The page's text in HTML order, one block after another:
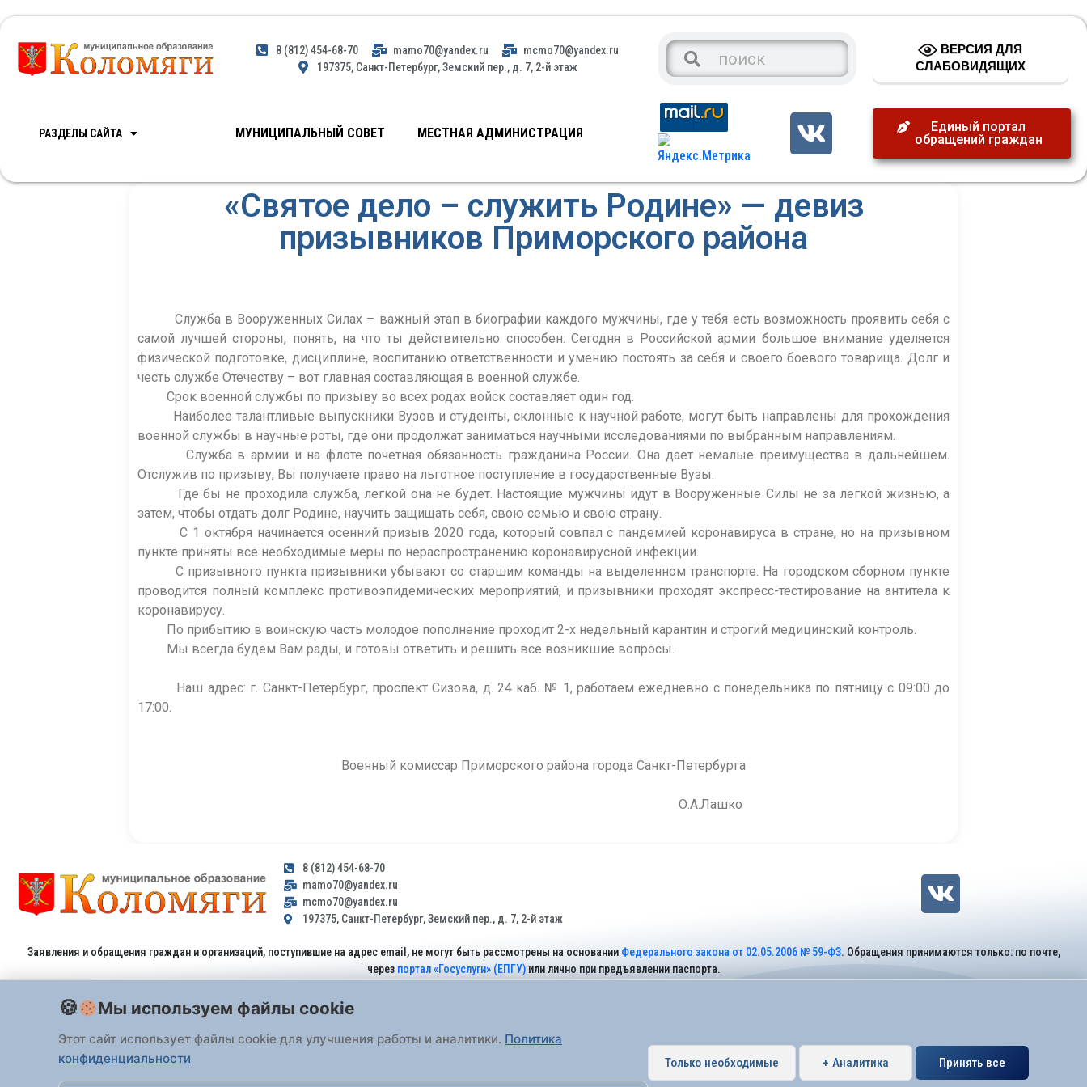
8 (812) 454-68-70 mamo70@yandex.ru
mcmo70@yandex.ru
197375, Санкт-Петербург, Земский пер., д. 7, 2-й этаж
ВЕРСИЯ ДЛЯ
СЛАБОВИДЯЩИХ
РАЗДЕЛЫ САЙТА МУНИЦИПАЛЬНЫЙ СОВЕТ МЕСТНАЯ АДМИНИСТРАЦИЯ
Единый портал
обращений граждан
«Святое дело – служить Родине» — девиз
призывников Приморского района
Служба в Вооруженных Силах – важный этап в биографии каждого мужчины, где у тебя есть возможность проявить себя с
самой лучшей стороны, понять, на что ты действительно способен. Сегодня в Российской армии большое внимание уделяется
физической подготовке, дисциплине, воспитанию ответственности и умению постоять за себя и своего боевого товарища. Долг и
честь службе Отечеству – вот главная составляющая в военной службе.
Срок военной службы по призыву во всех родах войск составляет один год.
Наиболее талантливые выпускники Вузов и студенты, склонные к научной работе, могут быть направлены для прохождения
военной службы в научные роты, где они продолжат заниматься научными исследованиями по выбранным направлениям.
Служба в армии и на флоте почетная обязанность гражданина России. Она дает немалые преимущества в дальнейшем.
Отслужив по призыву, Вы получаете право на льготное поступление в государственные Вузы.
Где бы не проходила служба, легкой она не будет. Настоящие мужчины идут в Вооруженные Силы не за легкой жизнью, а
затем, чтобы отдать долг Родине, научить защищать себя, свою семью и свою страну.
С 1 октября начинается осенний призыв 2020 года, который совпал с пандемией коронавируса в стране, но на призывном
пункте приняты все необходимые меры по нераспространению коронавирусной инфекции.
С призывного пункта призывники убывают со старшим команды на выделенном транспорте. На городском сборном пункте
проводится полный комплекс противоэпидемических мероприятий, и призывники проходят экспресс-тестирование на антитела к
коронавирусу.
По прибытию в воинскую часть молодое пополнение проходит 2-х недельный карантин и строгий медицинский контроль.
Мы всегда будем Вам рады, и готовы ответить и решить все возникшие вопросы.
Наш адрес: г. Санкт-Петербург, проспект Сизова, д. 24 каб. № 1, работаем ежедневно с понедельника по пятницу с 09:00 до
17:00.
Военный комиссар Приморского района города Санкт-Петербурга
О.А.Лашко
8 (812) 454-68-70
mamo70@yandex.ru
mcmo70@yandex.ru
197375, Санкт-Петербург, Земский пер., д. 7, 2-й этаж
Заявления и обращения граждан и организаций, поступившие на адрес email, не могут быть рассмотрены на основании Федерального закона от 02.05.2006 № 59-ФЗ. Обращения принимаются только: по почте,
через портал «Госуслуги» (ЕПГУ)или лично при предъявлении паспорта.
Мы используем файлы cookie
Этот сайт использует файлы cookie для улучшения работы и аналитики. Политика
конфиденциальности
Только необходимые + Аналитика Принять все